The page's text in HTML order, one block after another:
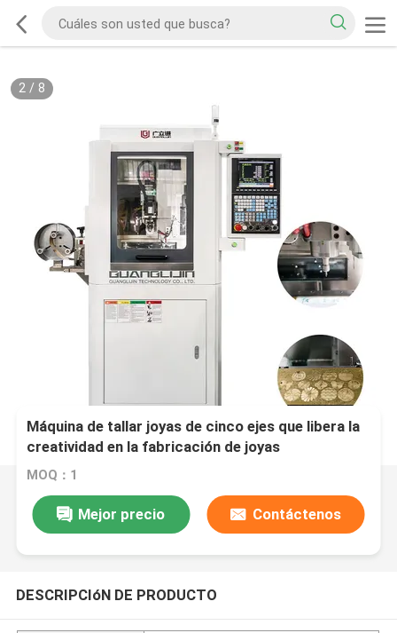
2/ 8
Máquina de tallar joyas de cinco ejes que libera la
creatividad en la fabricación de joyas
MOQ：1
Mejor precio Contáctenos
DESCRIPCIóN DE PRODUCTO